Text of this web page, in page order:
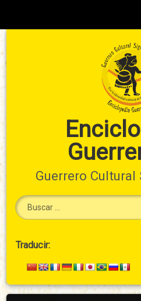
Guerrero Cultural
Cabecera
Secundario
Traducir:
Arriba